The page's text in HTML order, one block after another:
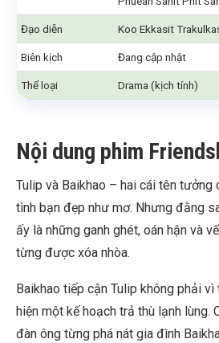
Đạo diễn Koo Ekkasit
Biên kịch Đang cập nhật
Thể loại Drama (kịch tính)
Nội dung phim
Tulip và Baikhao – hai cái tên tưởng
tình bạn đẹp như mơ. Nhưng đằng
ấy là những ganh ghét, oán hận và
từng được xóa nhòa.
Baikhao tiếp cận Tulip không phải
hiện một kế hoạch trả thù lạnh lùng.
đàn ông từng phá nát gia đình